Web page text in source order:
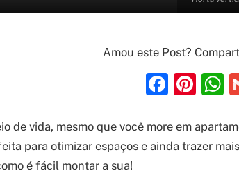
Amou este Post?
de vida, mesmo que você more em
para otimizar espaços e ainda trazer
é fácil montar a sua!